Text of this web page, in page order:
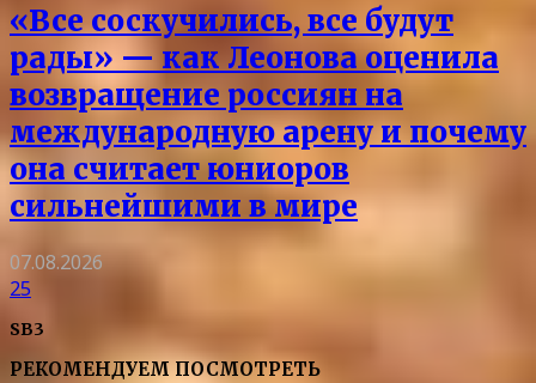
«Все соскучились, все будут
рады» — как Леонова оценила
возвращение россиян на
международную арену и почему
она считает юниоров
сильнейшими в мире
07.08.2026
25
SB3
РЕКОМЕНДУЕМ ПОСМОТРЕТЬ